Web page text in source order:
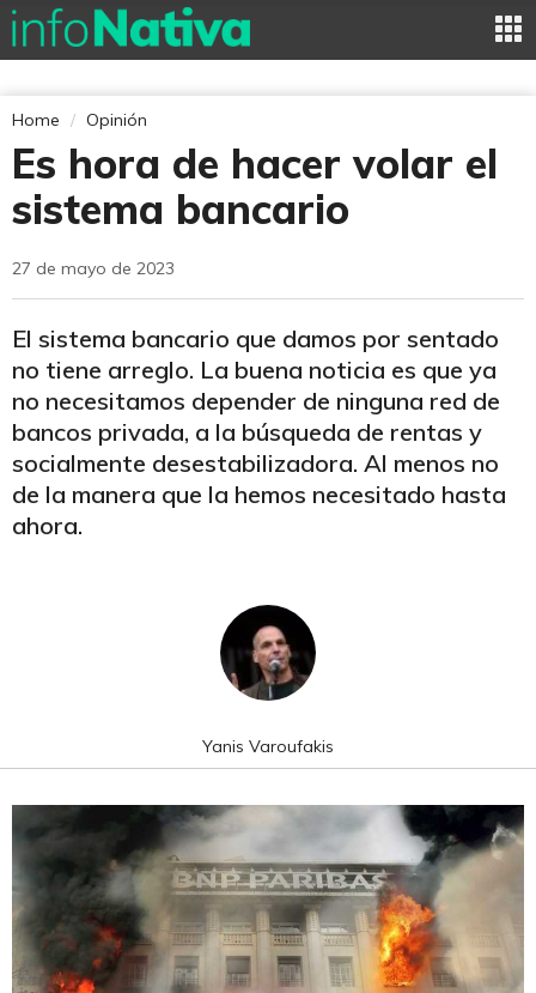
Home Opinión
Es hora de hacer volar el
sistema bancario
27 de mayo de 2023
El sistema bancario que damos por sentado
no tiene arreglo. La buena noticia es que ya
no necesitamos depender de ninguna red de
bancos privada, a la búsqueda de rentas y
socialmente desestabilizadora. Al menos no
de la manera que la hemos necesitado hasta
ahora.
Yanis Varoufakis